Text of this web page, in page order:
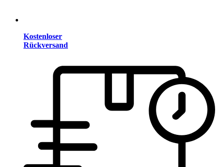
Kostenloser
Rückversand